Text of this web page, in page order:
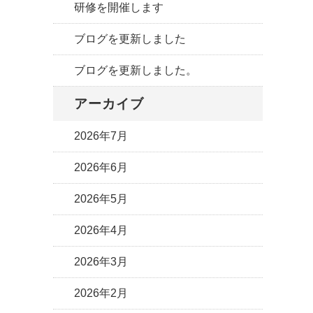
研修を開催します
ブログを更新しました
ブログを更新しました。
アーカイブ
2026年7月
2026年6月
2026年5月
2026年4月
2026年3月
2026年2月